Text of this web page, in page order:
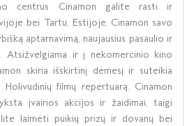
centrus Cinamon galite rasti ir
bei Tartu, Estijoje. Cinamon savo
aptarnavimą, naujausius pasaulio ir
Atsižvelgiama ir į nekomercinio kino
skiria išskirtinį dėmesį ir suteikia
filmų repertuarą. Cinamon
įvairios akcijos ir žaidimai, taigi
laimėti puikių prizų ir dovanų bei